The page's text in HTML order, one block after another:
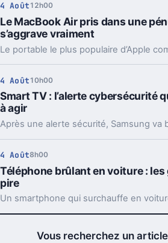
4 Août 12h00
Le MacBook Air pris dans une
s’aggrave vraiment
4 Août 10h00
Smart TV : l’alerte cybersécurité
à agir
4 Août8h00
Téléphone brûlant en voiture :
pire
Vous recherchez un